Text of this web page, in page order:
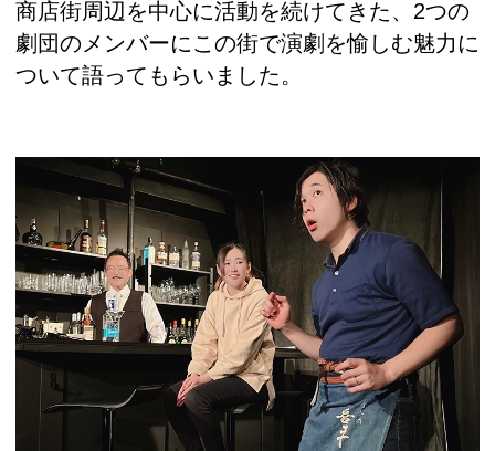
商店街周辺を中心に活動を続けてきた、2つの
劇団のメンバーにこの街で演劇を愉しむ魅力に
ついて語ってもらいました。